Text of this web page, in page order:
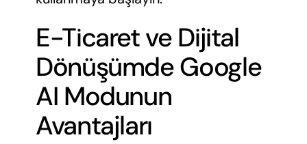
E-Ticaret ve Dijital
Dönüşümde Google
AI Modunun
Avantajları